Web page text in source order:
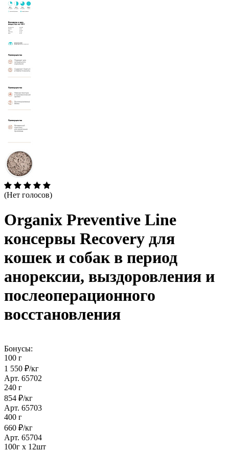
(Нет голосов)
Organix Preventive Line
консервы Recovery для
кошек и собак в период
анорексии, выздоровления и
послеоперационного
восстановления
Бонусы:
100 г
1 550 ₽/кг
Арт. 65702
240 г
854 ₽/кг
Арт. 65703
400 г
660 ₽/кг
Арт. 65704
100г х 12шт